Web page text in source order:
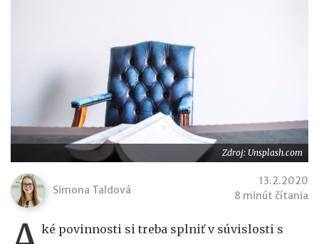
Zdroj: Unsplash.com
Simona Taldová
13.2.2020
8 minút čítania
ké povinnosti si treba splniť v súvislosti s